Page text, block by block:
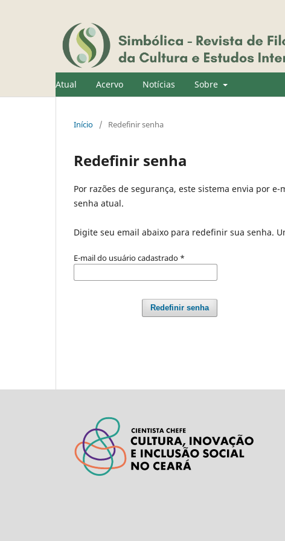
Atual Acervo Notícias Sobre
Início / Redefinir senha
Redefinir senha
Por razões de segurança, este sistema envia por
senha atual.
Digite seu email abaixo para redefinir sua senha.
E-mail do usuário cadastrado *
Redefinir senha